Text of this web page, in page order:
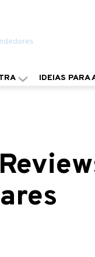
IDEIAS PARA